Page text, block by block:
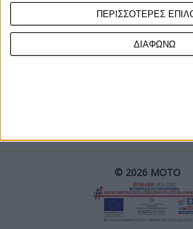
ΠΕΡΙΣΣΟΤΕΡΕΣ
ΔΙΑΦΩΝΩ
ΓΙΝΕ
Επικοινωνία
© 2026 ΜΟΤΟ